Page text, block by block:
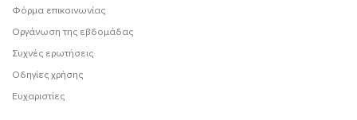
Φόρμα επικοινωνίας
Οργάνωση της εβδομάδας
Συχνές ερωτήσεις
Οδηγίες χρήσης
Ευχαριστίες